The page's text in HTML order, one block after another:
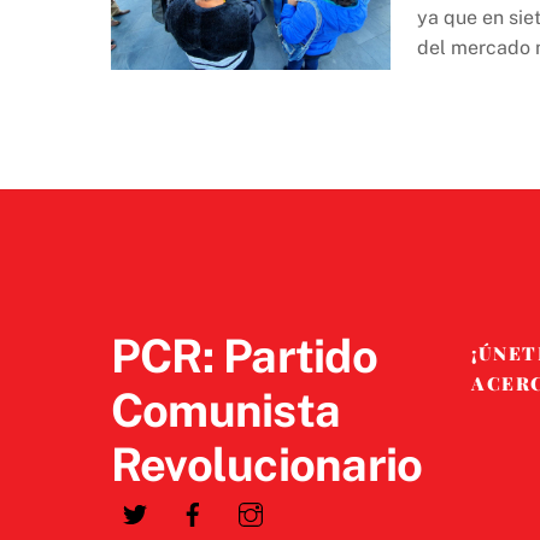
ya que en
del mercado
PCR: Partido
Comunista
Revolucionario